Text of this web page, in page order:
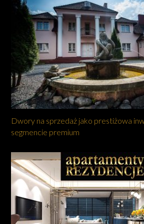
Dwory na sprzedaż jako prestiżowa
segmencie premium